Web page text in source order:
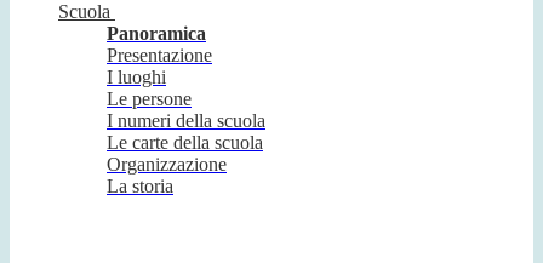
Scuola
Panoramica
Presentazione
I luoghi
Le persone
I numeri della scuola
Le carte della scuola
Organizzazione
La storia